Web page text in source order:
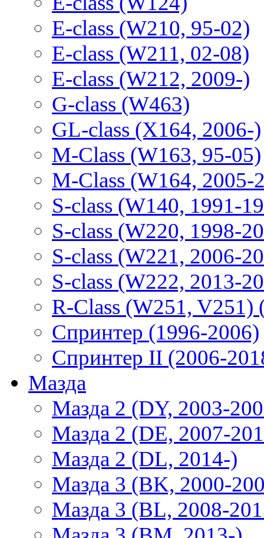
E-class (W210, 95-02)
E-class (W211, 02-08)
E-class (W212, 2009-)
G-class (W463)
GL-class (X164, 2006-)
M-Class (W163, 95-05)
M-Class (W164, 2005-
S-class (W140, 1991-
S-class (W220, 1998-
S-class (W221, 2006-
S-class (W222, 2013-
R-Class (W251, V251)
Спринтер (1996-2006)
Спринтер II (2006-
Мазда
Мазда 2 (DY, 2003-
Мазда 2 (DE, 2007-
Мазда 2 (DL, 2014-)
Мазда 3 (BK, 2000-
Мазда 3 (BL, 2008-